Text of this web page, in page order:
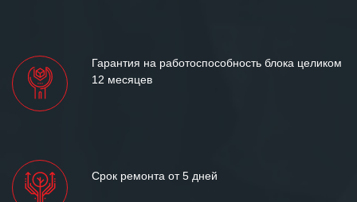
Гарантия на работоспособность блока целиком
12 месяцев
Срок ремонта от 5 дней